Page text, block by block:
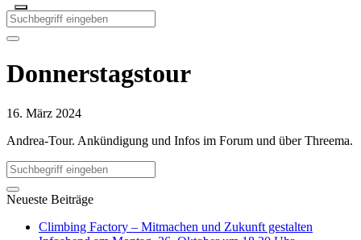
Donnerstagstour
16. März 2024
Andrea-Tour. Ankündigung und Infos im Forum und über Threema.
Neueste Beiträge
Climbing Factory – Mitmachen und Zukunft gestalten